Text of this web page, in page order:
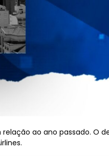
relação ao ano passado. O